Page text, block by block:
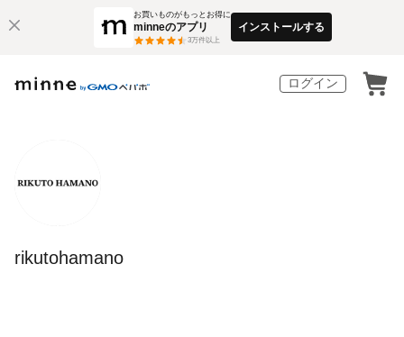
お買いものがもっとお得に
minneのアプリ
3万件以上
インストールする
ログイン
rikutohamano